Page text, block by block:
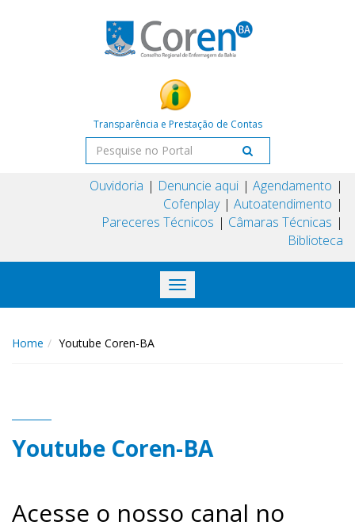
Transparência e Prestação de Contas
Ouvidoria Denuncie aqui
Agendamento
Cofenplay
Autoatendimento
Pareceres Técnicos
Câmaras Técnicas
Biblioteca
Toggle
navigation
Home Youtube Coren-BA
Youtube Coren-BA
Acesse o nosso canal no